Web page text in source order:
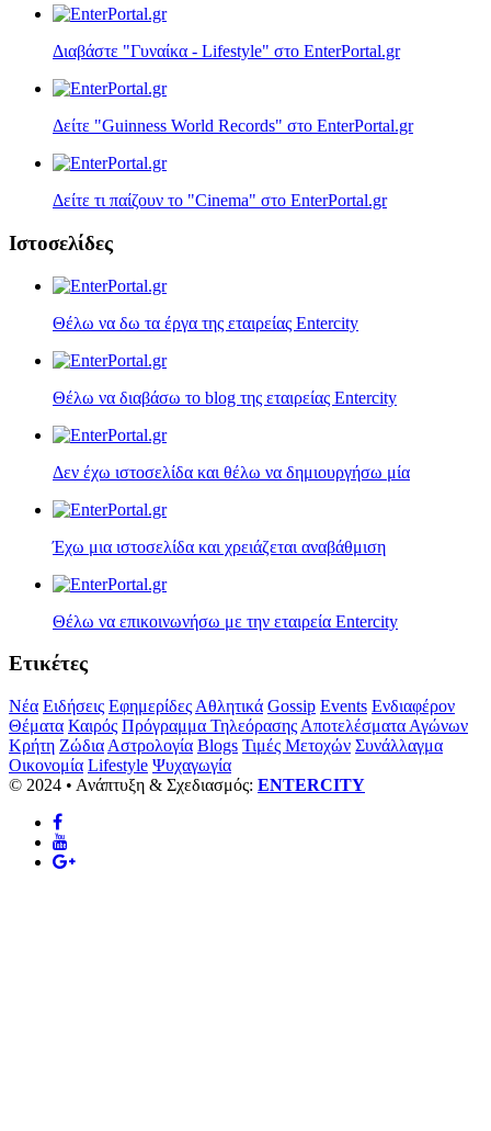
Διαβάστε "Γυναίκα - Lifestyle" στο EnterPortal.gr
Δείτε "Guinness World Records" στο EnterPortal.gr
Δείτε τι παίζουν τo "Cinema" στο EnterPortal.gr
Ιστοσελίδες
Θέλω να δω τα έργα της εταιρείας Entercity
Θέλω να διαβάσω το blog της εταιρείας Entercity
Δεν έχω ιστοσελίδα και θέλω να δημιουργήσω μία
Έχω μια ιστοσελίδα και χρειάζεται αναβάθμιση
Θέλω να επικοινωνήσω με την εταιρεία Entercity
Ετικέτες
Νέα Ειδήσεις Εφημερίδες Αθλητικά Gossip Events Ενδιαφέρον
Θέματα Καιρός Πρόγραμμα Τηλεόρασης Αποτελέσματα Αγώνων
Κρήτη Ζώδια Αστρολογία Blogs Τιμές Μετοχών Συνάλλαγμα
Οικονομία Lifestyle Ψυχαγωγία
© 2024 • Ανάπτυξη & Σχεδιασμός: ENTERCITY